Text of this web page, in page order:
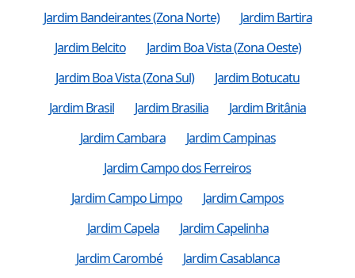
Jardim Bandeirantes (Zona Norte)
Jardim Bartira
Jardim Belcito
Jardim Boa Vista (Zona Oeste)
Jardim Boa Vista (Zona Sul)
Jardim Botucatu
Jardim Brasil
Jardim Brasilia
Jardim Britânia
Jardim Cambara
Jardim Campinas
Jardim Campo dos Ferreiros
Jardim Campo Limpo
Jardim Campos
Jardim Capela
Jardim Capelinha
Jardim Carombé
Jardim Casablanca